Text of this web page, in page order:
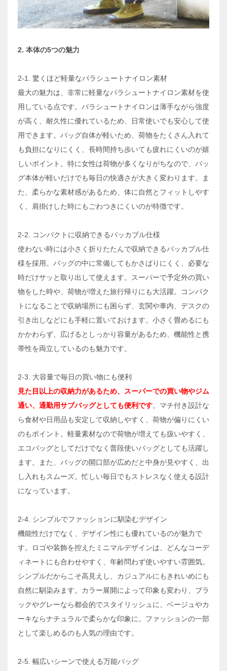
2. 本体の5つの魅力
2-1. 驚くほど軽量なパラシュートナイロン素材
最大の魅力は、非常に軽量なパラシュートナイロン素材を使
用している点です。パラシュートナイロンは薄手ながら強度
が高く、耐久性に優れているため、日常使いでも安心して使
用できます。バッグ自体が軽いため、荷物をたくさん入れて
も負担になりにくく、長時間持ち歩いても疲れにくいのが嬉
しいポイント。特に女性は荷物が多くなりがちなので、バッ
グ本体が軽いだけでも毎日の快適さが大きく変わります。ま
た、柔らかな素材感があるため、体に自然とフィットしやす
く、肩掛けした時にもごわつきにくいのが特徴です。
2-2. コンパクトに収納できるパッカブル仕様
使わない時には小さく折りたたんで収納できるパッカブル仕
様を採用。バッグの中に常備してもかさばりにくく、必要な
時だけサッと取り出して使えます。スーパーで予定外の買い
物をした時や、荷物が増えた旅行帰りにも大活躍。コンパク
トになることで収納場所にも困らず、玄関や車内、デスクの
引き出しなどにも手軽に置いておけます。小さく畳めるにも
かかわらず、広げるとしっかり容量があるため、機能性と携
帯性を両立しているのも魅力です。
2-3. 大容量で毎日の買い物にも便利
見た目以上の収納力があるため、スーパーでの買い物やジム
通い、通勤用サブバッグとしても便利です。マチ付き設計な
ら食材や日用品も安定して収納しやすく、荷物が偏りにくい
のもポイント。軽量素材なので荷物が増えても扱いやすく、
エコバッグとしてだけでなく普段使いバッグとしても活躍し
ます。また、バッグの開口部が広めだと中身が見やすく、出
し入れもスムーズ。忙しい毎日でもストレスなく使える設計
になっています。
2-4. シンプルでファッションに馴染むデザイン
機能性だけでなく、デザイン性にも優れているのが魅力で
す。ロゴや装飾を控えたミニマルデザインは、どんなコーデ
ィネートにも合わせやすく、年齢問わず使いやすい雰囲気。
シンプルだからこそ高見えし、カジュアルにもきれいめにも
自然に馴染みます。カラー展開によって印象も変わり、ブラ
ックやグレーなら都会的でスタイリッシュに、ベージュやカ
ーキならナチュラルで柔らかな印象に。ファッションの一部
として楽しめるのも人気の理由です。
2-5. 幅広いシーンで使える万能バッグ